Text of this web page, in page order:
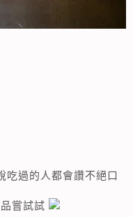
吃過的人都會讚不絕口
嘗試試